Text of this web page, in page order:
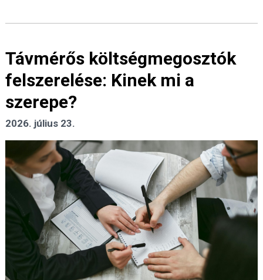
Távmérős költségmegosztók
felszerelése: Kinek mi a
szerepe?
2026. július 23.